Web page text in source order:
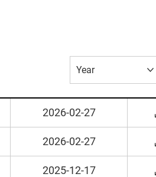
2026-02-27
2026-02-27
2025-12-17